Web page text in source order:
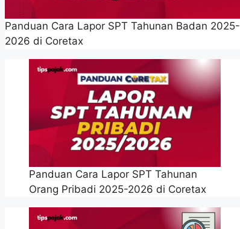
Panduan Cara Lapor SPT Tahunan Badan 2025-
2026 di Coretax
Panduan Cara Lapor SPT Tahunan
Orang Pribadi 2025-2026 di Coretax